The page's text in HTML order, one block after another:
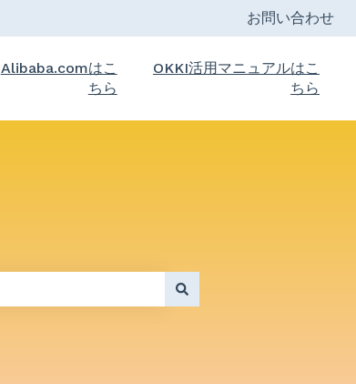
お問い合わせ
Alibaba.comはこ
ちら
OKKI活用マニュアルはこ
ちら